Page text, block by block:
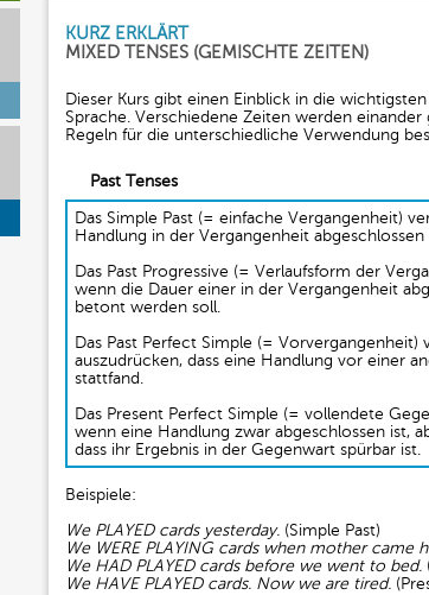
KURZ ERKLÄRT
MIXED TENSES (GEMISCHTE ZEITEN)
Dieser Kurs gibt einen Einblick in die
Sprache. Verschiedene Zeiten werden
Regeln für die unterschiedliche Verwendung
Past Tenses
Das Simple Past (= einfache Vergangenheit)
Handlung in der Vergangenheit abgeschlossen
Das Past Progressive (= Verlaufsform der
wenn die Dauer einer in der Vergangenheit
betont werden soll.
Das Past Perfect Simple (= Vorvergangenheit)
auszudrücken, dass eine Handlung vor einer
stattfand.
Das Present Perfect Simple (= vollendete
wenn eine Handlung zwar abgeschlossen ist,
dass ihr Ergebnis in der Gegenwart spürbar ist.
Beispiele:
We PLAYED cards yesterday. (Simple Past)
We WERE PLAYING cards when mother came
We HAD PLAYED cards before we went to bed.
We HAVE PLAYED cards. Now we are tired.